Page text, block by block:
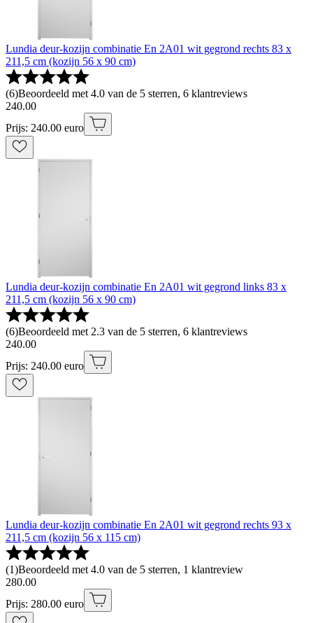
Lundia deur-kozijn combinatie En 2A01 wit gegrond rechts 83 x
211,5 cm (kozijn 56 x 90 cm)
(6)Beoordeeld met 4.0 van de 5 sterren, 6 klantreviews
240.00
Prijs: 240.00 euro
Lundia deur-kozijn combinatie En 2A01 wit gegrond links 83 x
211,5 cm (kozijn 56 x 90 cm)
(6)Beoordeeld met 2.3 van de 5 sterren, 6 klantreviews
240.00
Prijs: 240.00 euro
Lundia deur-kozijn combinatie En 2A01 wit gegrond rechts 93 x
211,5 cm (kozijn 56 x 115 cm)
(1)Beoordeeld met 4.0 van de 5 sterren, 1 klantreview
280.00
Prijs: 280.00 euro